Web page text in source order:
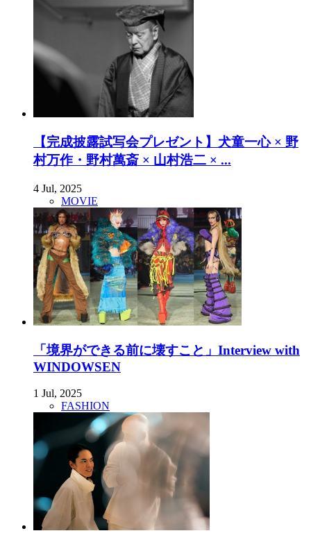
【完成披露試写会プレゼント】犬童一心 × 野
村万作・野村萬斎 × 山村浩二 × ...
4 Jul, 2025
MOVIE
「境界ができる前に壊すこと」Interview with
WINDOWSEN
1 Jul, 2025
FASHION